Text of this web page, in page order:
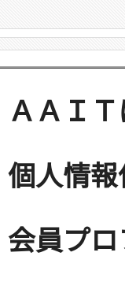
ＡＡＩ
個人情
会員プ